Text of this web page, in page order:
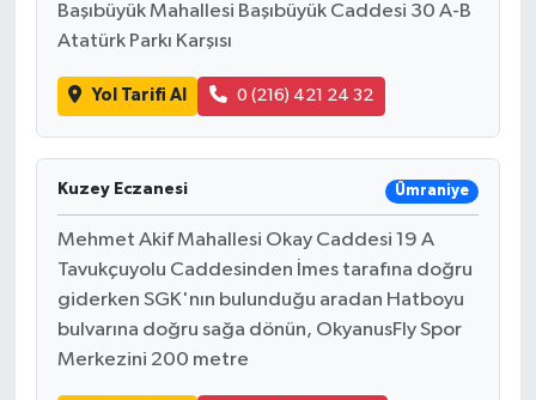
Başıbüyük Mahallesi Başıbüyük Caddesi 30 A-B
Atatürk Parkı Karşısı
Yol Tarifi Al 0 (216) 421 24 32
Kuzey Eczanesi Ümraniye
Mehmet Akif Mahallesi Okay Caddesi 19 A
Tavukçuyolu Caddesinden İmes tarafına doğru
giderken SGK'nın bulunduğu aradan Hatboyu
bulvarına doğru sağa dönün, OkyanusFly Spor
Merkezini 200 metre